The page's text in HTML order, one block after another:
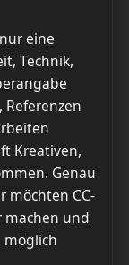
eine
Technik,
Referenzen
Kreativen,
Genau
möchten CC-
machen und
möglich